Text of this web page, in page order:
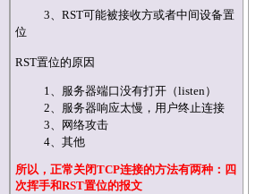
3、 RST可能被接收方或者中间设备置
位
RST置位的原因
1、服务器端口没有打开（listen）
2、服务器响应太慢，用户终止连接
3、网络攻击
4、其他
所以，正常关闭TCP连接的方法有两种：四
次挥手和RST置位的报文